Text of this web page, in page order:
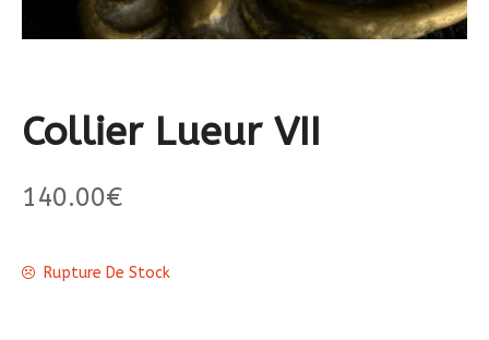
Collier Lueur VII
140.00€
Rupture De Stock